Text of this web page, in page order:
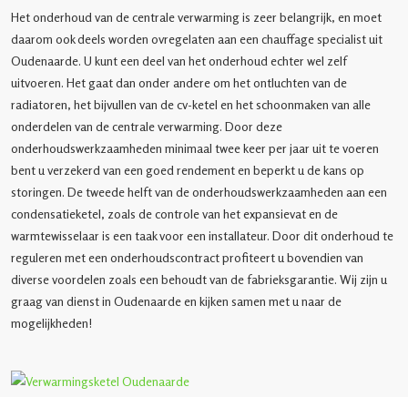
Het onderhoud van de centrale verwarming is zeer belangrijk, en moet
daarom ook deels worden ovregelaten aan een chauffage specialist uit
Oudenaarde. U kunt een deel van het onderhoud echter wel zelf
uitvoeren. Het gaat dan onder andere om het ontluchten van de
radiatoren, het bijvullen van de cv-ketel en het schoonmaken van alle
onderdelen van de centrale verwarming. Door deze
onderhoudswerkzaamheden minimaal twee keer per jaar uit te voeren
bent u verzekerd van een goed rendement en beperkt u de kans op
storingen. De tweede helft van de onderhoudswerkzaamheden aan een
condensatieketel, zoals de controle van het expansievat en de
warmtewisselaar is een taak voor een installateur. Door dit onderhoud te
reguleren met een onderhoudscontract profiteert u bovendien van
diverse voordelen zoals een behoudt van de fabrieksgarantie. Wij zijn u
graag van dienst in Oudenaarde en kijken samen met u naar de
mogelijkheden!